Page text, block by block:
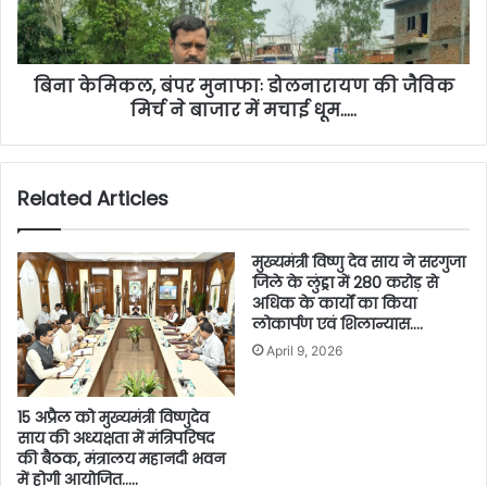
बिना केमिकल, बंपर मुनाफाः डोलनारायण की जैविक
मिर्च ने बाजार में मचाई धूम…..
Related Articles
15 अप्रैल को मुख्यमंत्री विष्णुदेव
साय की अध्यक्षता में मंत्रिपरिषद
की बैठक, मंत्रालय महानदी भवन
में होगी आयोजित…..
मुख्यमंत्री विष्णु देव साय ने सरगुजा
जिले के लुंड्रा में 280 करोड़ से
अधिक के कार्यों का किया
लोकार्पण एवं शिलान्यास….
April 9, 2026